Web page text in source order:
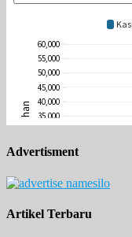
Advertisment
Artikel Terbaru